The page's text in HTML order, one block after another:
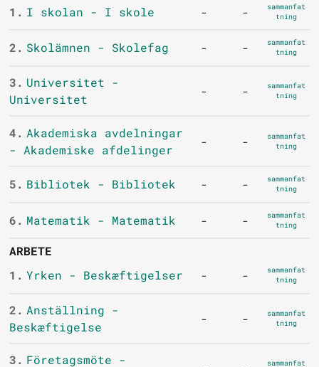
1. I skolan - I skole - -
sammanfat
tning
2. Skolämnen - Skolefag - -
sammanfat
tning
3. Universitet -
Universitet
- -
sammanfat
tning
4. Akademiska avdelningar
- Akademiske afdelinger
- -
sammanfat
tning
5. Bibliotek - Bibliotek - -
sammanfat
tning
6. Matematik - Matematik - -
sammanfat
tning
ARBETE
1. Yrken - Beskæftigelser - -
sammanfat
tning
2. Anställning -
Beskæftigelse
- -
sammanfat
tning
3. Företagsmöte -
sammanfat